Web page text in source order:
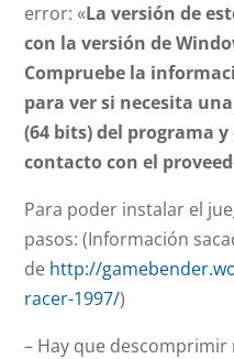
error: «La versión de
con la versión de
Compruebe la
para ver si necesita
(64 bits) del programa y
contacto con el
Para poder instalar el
pasos: (Información
de http://
racer-1997/)
– Hay que